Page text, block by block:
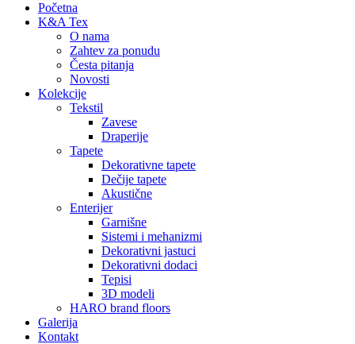
Početna
K&A Tex
O nama
Zahtev za ponudu
Česta pitanja
Novosti
Kolekcije
Tekstil
Zavese
Draperije
Tapete
Dekorativne tapete
Dečije tapete
Akustične
Enterijer
Garnišne
Sistemi i mehanizmi
Dekorativni jastuci
Dekorativni dodaci
Tepisi
3D modeli
HARO brand floors
Galerija
Kontakt